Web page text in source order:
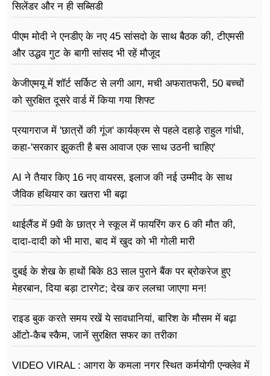
सिलेंडर और न ही सब्सिडी
पीएम मोदी ने एनडीए के नए 45 सांसदो के साथ बैठक की, टीएमसी
और उद्धव गुट के बागी सांसद भी रहें मौजूद
केजीएमयू में शॉर्ट सर्किट से लगी आग, मची अफरातफरी, 50 बच्चों
को सुरक्षित दूसरे वार्ड में किया गया शिफ्ट
प्रयागराज में 'छात्रों की गूंज' कार्यक्रम से पहले दहाड़े राहुल गांधी,
कहा-'सरकार झुकती है बस आवाज एक साथ उठनी चाहिए'
AI ने तैयार किए 16 नए वायरस, इलाज की नई उम्मीद के साथ
जैविक हथियार का खतरा भी बढ़ा
थाईलैंड में 9वी के छात्र ने स्कूल में फायरिंग कर 6 की मौत की,
दादा-दादी को भी मारा, बाद में खुद को भी गोली मारी
दुबई के शेख के हाथों बिके 83 साल पुराने बैंक पर ब्रोकरेज हुए
मेहरबान, दिया बड़ा टारगेट; देख कर ललचा जाएगा मन!
राइड बुक करते समय रखें ये सावधानियां, बारिश के मौसम में बढ़ा
ऑटो-कैब स्कैम, जानें सुरक्षित सफर का तरीका
VIDEO VIRAL : आगरा के कमला नगर स्थित कर्मयोगी एन्क्लेव में